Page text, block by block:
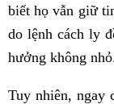
biết họ vẫn giữ
do lệnh cách ly
hưởng không
Tuy nhiên, ngay